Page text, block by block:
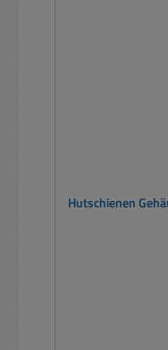
Hutschienen